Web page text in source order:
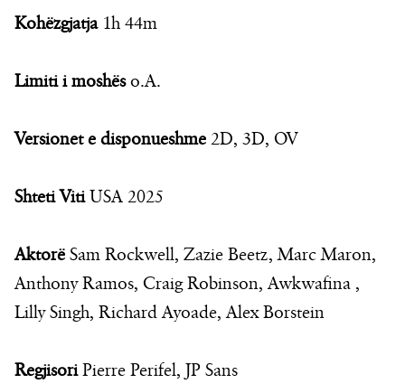
Kohëzgjatja1h 44m
Limiti i moshëso.A.
Versionet e disponueshme 2D, 3D, OV
Shteti VitiUSA 2025
Aktorë Sam Rockwell, Zazie Beetz, Marc Maron,
Anthony Ramos, Craig Robinson, Awkwafina ,
Lilly Singh, Richard Ayoade, Alex Borstein
RegjisoriPierre Perifel, JP Sans